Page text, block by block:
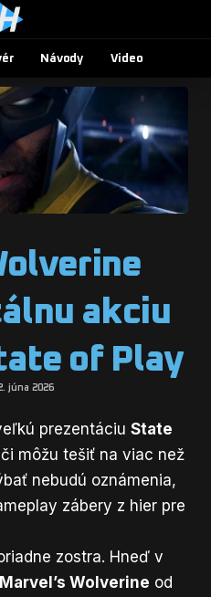
Návody Video
akciu
of Play
júna 2026
prezentáciu State
môžu tešiť na viac než
nebudú oznámenia,
zábery z hier pre
zostra. Hneď v
Marvel’s Wolverine od